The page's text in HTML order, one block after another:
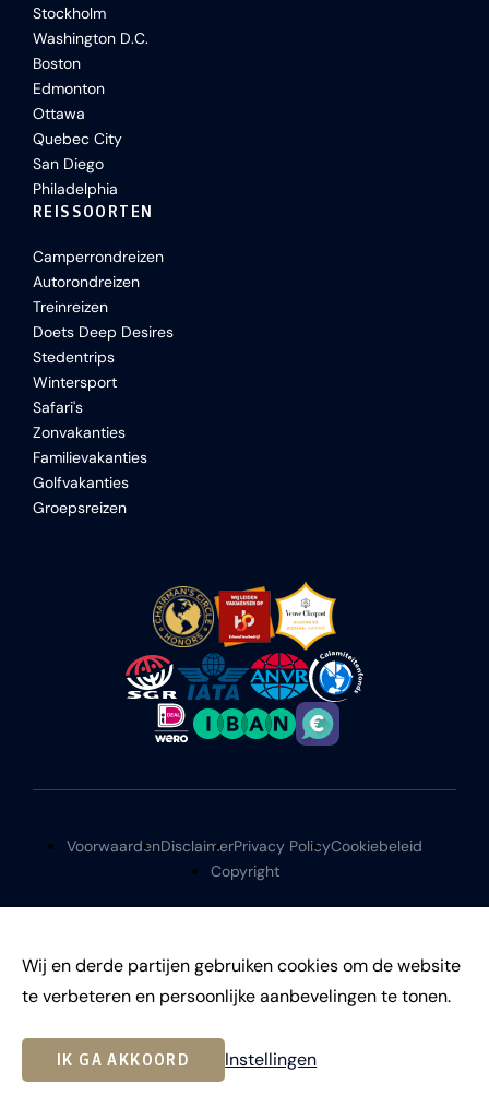
Wij en derde partijen gebruiken cookies om de website
te verbeteren en persoonlijke aanbevelingen te tonen.
IK GA AKKOORD Instellingen
Stockholm
Washington D.C.
Boston
Edmonton
Ottawa
Quebec City
San Diego
Philadelphia
REISSOORTEN
Camperrondreizen
Autorondreizen
Treinreizen
Doets Deep Desires
Stedentrips
Wintersport
Safari's
Zonvakanties
Familievakanties
Golfvakanties
Groepsreizen
VoorwaardenDisclaimerPrivacy PolicyCookiebeleid
Copyright
©2026